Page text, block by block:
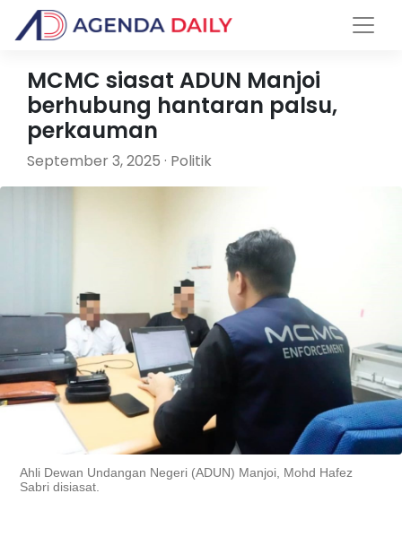
MCMC siasat ADUN Manjoi
berhubung hantaran palsu,
perkauman
September 3, 2025 · Politik
Ahli Dewan Undangan Negeri (ADUN) Manjoi, Mohd Hafez
Sabri disiasat.